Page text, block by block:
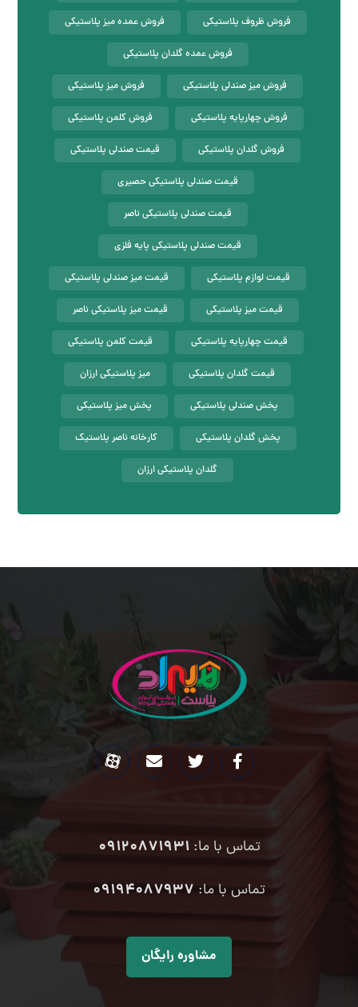
فروش ظروف پلاستیکی فروش عمده میز پلاستیکی
فروش عمده گلدان پلاستیکی
فروش میز صندلی پلاستیکی فروش میز پلاستیکی
فروش چهارپایه پلاستیکی فروش کلمن پلاستیکی
فروش گلدان پلاستیکی قیمت صندلی پلاستیکی
قیمت صندلی پلاستیکی حصیری
قیمت صندلی پلاستیکی ناصر
قیمت صندلی پلاستیکی پایه فلزی
قیمت لوازم پلاستیکی قیمت میز صندلی پلاستیکی
قیمت میز پلاستیکی قیمت میز پلاستیکی ناصر
قیمت چهارپایه پلاستیکی قیمت کلمن پلاستیکی
قیمت گلدان پلاستیکی میز پلاستیکی ارزان
پخش صندلی پلاستیکی پخش میز پلاستیکی
پخش گلدان پلاستیکی کارخانه ناصر پلاستیک
گلدان پلاستیکی ارزان
تماس با ما:09120871931
تماس با ما: ۰۹۱۹۴۰۸۷۹۳۷
مشاوره رایگان